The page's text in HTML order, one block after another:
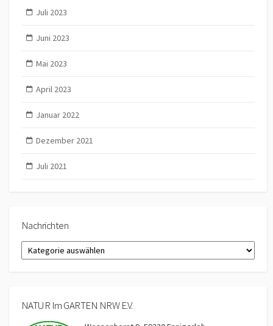
Juli 2023
Juni 2023
Mai 2023
April 2023
Januar 2022
Dezember 2021
Juli 2021
Nachrichten
Nachrichten
NATUR Im GARTEN NRW E.V.